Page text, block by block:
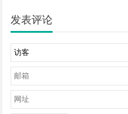
发表评论